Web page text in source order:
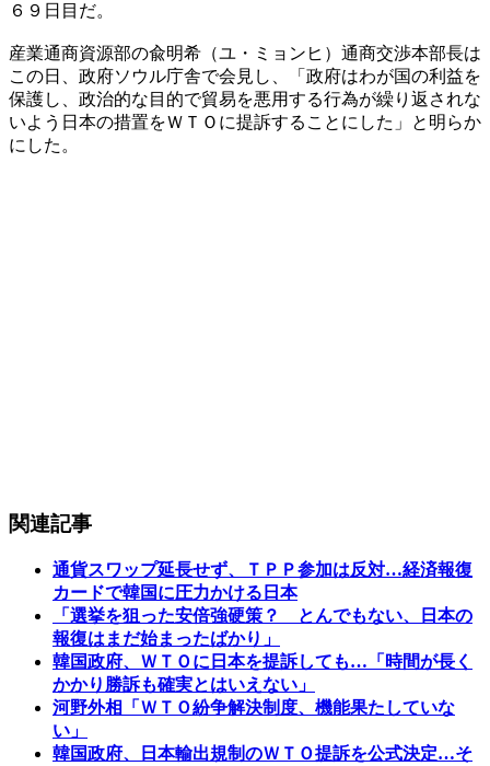
６９日目だ。
産業通商資源部の兪明希（ユ・ミョンヒ）通商交渉本部長は
この日、政府ソウル庁舎で会見し、「政府はわが国の利益を
保護し、政治的な目的で貿易を悪用する行為が繰り返されな
いよう日本の措置をＷＴＯに提訴することにした」と明らか
にした。
関連記事
通貨スワップ延長せず、ＴＰＰ参加は反対…経済報復
カードで韓国に圧力かける日本
「選挙を狙った安倍強硬策？ とんでもない、日本の
報復はまだ始まったばかり」
韓国政府、ＷＴＯに日本を提訴しても…「時間が長く
かかり勝訴も確実とはいえない」
河野外相「ＷＴＯ紛争解決制度、機能果たしていな
い」
韓国政府、日本輸出規制のＷＴＯ提訴を公式決定…そ